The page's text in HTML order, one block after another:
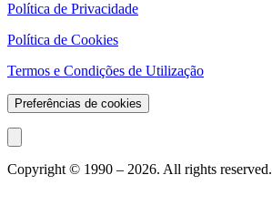
Política de Privacidade
Política de Cookies
Termos e Condições de Utilização
Preferências de cookies
Copyright © 1990 – 2026. All rights reserved.